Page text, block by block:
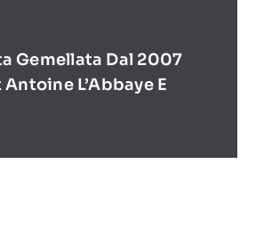
Gemellata Dal 2007
L’Abbaye E